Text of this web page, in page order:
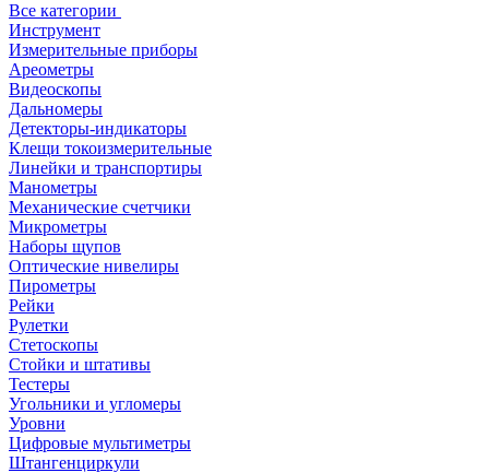
Все категории
Инструмент
Измерительные приборы
Ареометры
Видеоскопы
Дальномеры
Детекторы-индикаторы
Клещи токоизмерительные
Линейки и транспортиры
Манометры
Механические счетчики
Микрометры
Наборы щупов
Оптические нивелиры
Пирометры
Рейки
Рулетки
Стетоскопы
Стойки и штативы
Тестеры
Угольники и угломеры
Уровни
Цифровые мультиметры
Штангенциркули